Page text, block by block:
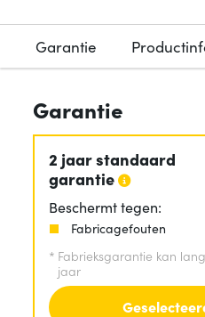
Garantie
Garantie
2 jaar standaard
garantie
Beschermt tegen:
Fabricagefouten
* Fabrieksgarantie kan
jaar